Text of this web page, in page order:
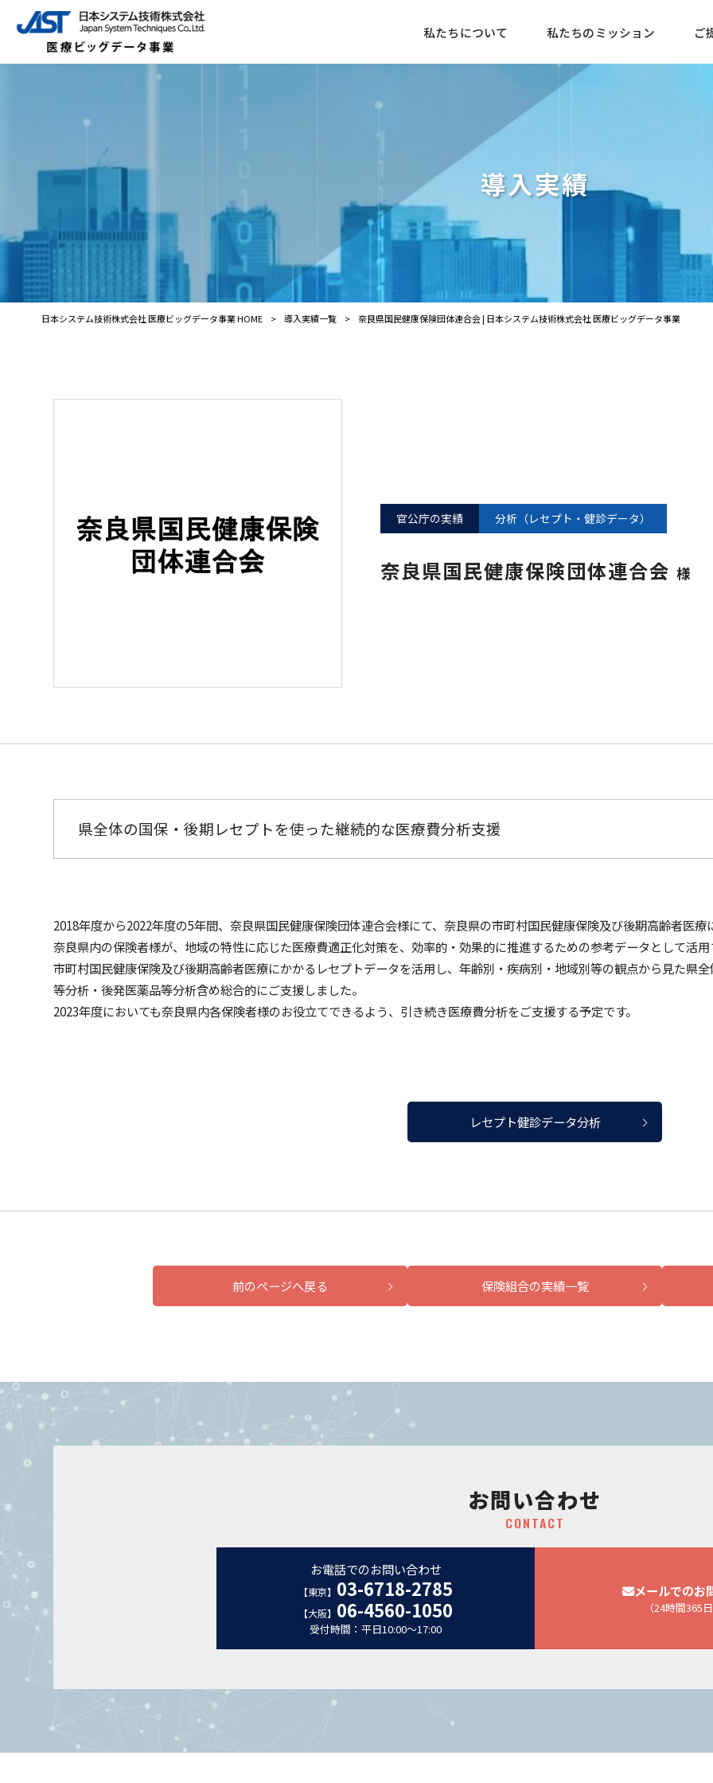
私たちについて 私たちのミッション ご
導入実績
日本システム技術株式会社 医療ビッグデータ事業 HOME > 導入実績一覧 > 奈良県国民健康保険団体連合会 | 日本システム技術株式会社 医療ビッグデータ事業
官公庁の実績 分析（レセプト・健診データ）
奈良県国民健康保険団体連合会様
県全体の国保・後期レセプトを使った継続的な医療費分析支援
2018年度から2022年度の5年間、奈良県国民健康保険団体連合会様にて、奈良県の市町村国民健康保険及び後期高齢者医療
奈良県内の保険者様が、地域の特性に応じた医療費適正化対策を、効率的・効果的に推進するための参考データとして活用
市町村国民健康保険及び後期高齢者医療にかかるレセプトデータを活用し、年齢別・疾病別・地域別等の観点から見た県
等分析・後発医薬品等分析含め総合的にご支援しました。
2023年度においても奈良県内各保険者様のお役立てできるよう、引き続き医療費分析をご支援する予定です。
レセプト健診データ分析
前のページへ戻る 保険組合の実績一覧
お問い合わせ
CONTACT
お電話でのお問い合わせ
【東京】 03-6718-2785
【大阪】 06-4560-1050
受付時間：平日10:00～17:00
メールでのお
（24時間365